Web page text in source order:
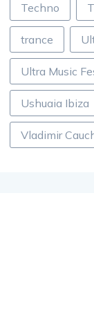
Techno
trance
Ultra Music
Ushuaia Ibiza
Vladimir